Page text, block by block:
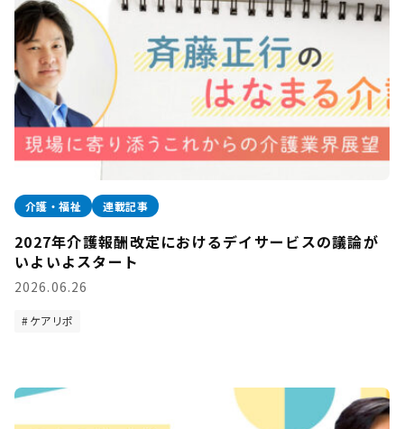
介護・福祉 連載記事
2027年介護報酬改定におけるデイサービスの議論が
いよいよスタート
2026.06.26
ケアリポ